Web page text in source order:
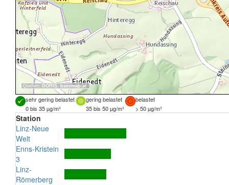
Quellen: DORIS, basemap.at
sehr gering belastet gering belastet
belastet
0 bis 35 µg/m³
35 bis 50 µg/m³ > 50 µg/m³
Station
Linz-Neue
Welt
Enns-Kristein
3
Linz-
Römerberg